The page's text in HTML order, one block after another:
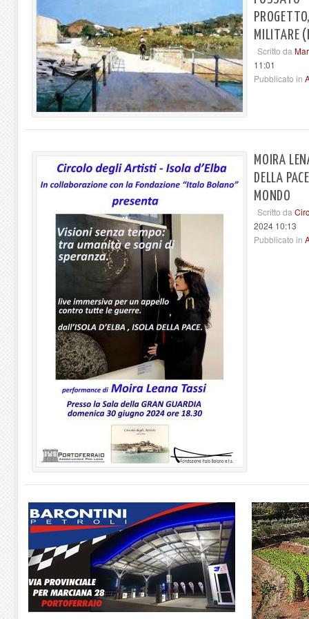
MILITARE
Scritto da
11:01
Pubblicato in
MOIRA
DELLA
MONDO
Scritto da
2024 10:13
Pubblicato in